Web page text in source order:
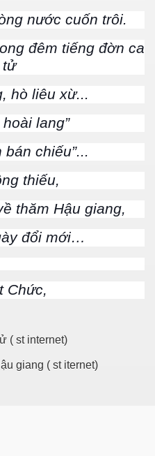
nước cuốn trôi.
đêm tiếng đờn ca
tử
hò liêu xừ...
lang”
bán chiếu”...
thiếu,
thăm Hậu giang,
đổi mới…
Chức,
( st internet)
giang ( st iternet)